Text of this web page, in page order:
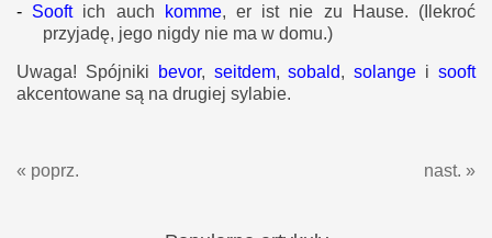
- Sooft ich auch komme, er ist nie zu Hause. (Ilekroć
przyjadę, jego nigdy nie ma w domu.)
Uwaga! Spójniki bevor, seitdem, sobald,solange isooft
akcentowane są na drugiej sylabie.
« poprz. nast. »